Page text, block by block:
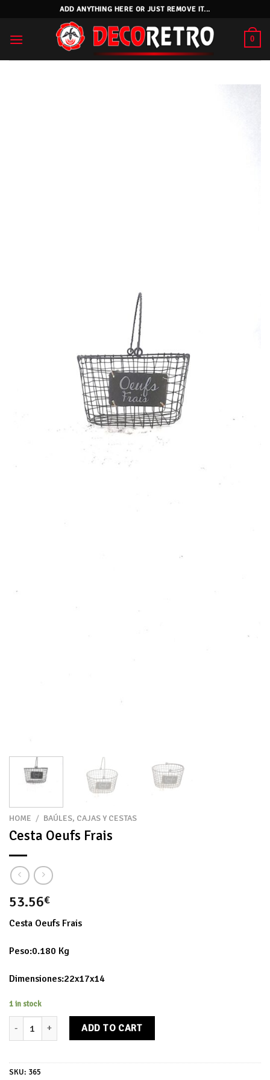
content
ADD ANYTHING HERE OR JUST REMOVE IT...
0
HOME / BAÚLES, CAJAS Y CESTAS
Cesta Oeufs Frais
53.56€
Cesta Oeufs Frais
Peso:0.180 Kg
Dimensiones:22x17x14
1 in stock
Cesta Oeufs Frais quantityADD TO CART
SKU: 365